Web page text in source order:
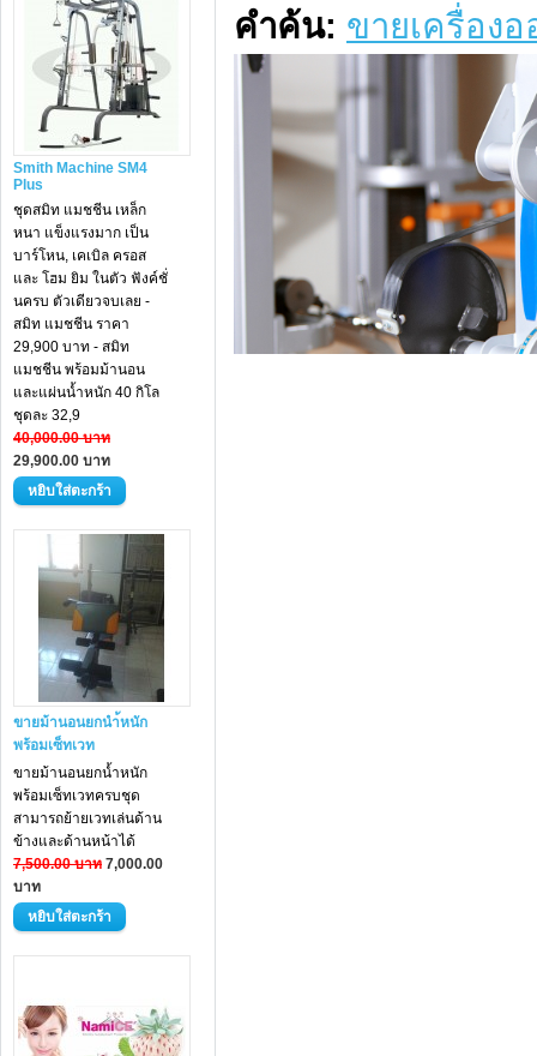
Smith Machine SM4
Plus
ชุดสมิท แมชชีน เหล็ก
หนา แข็งแรงมาก เป็น
บาร์โหน, เคเบิล ครอส
และ โฮม ยิม ในตัว ฟังค์ชั่
นครบ ตัวเดียวจบเลย -
สมิท แมชชีน ราคา
29,900 บาท - สมิท
แมชชีน พร้อมม้านอน
และแผ่นน้ำหนัก 40 กิโล
ชุดละ 32,9
40,000.00 บาท
29,900.00 บาท
ขายม้านอนยกนำ้หนัก
พร้อมเซ็ทเวท
ขายม้านอนยกน้ำหนัก
พร้อมเซ็ทเวทครบชุด
สามารถย้ายเวทเล่นด้าน
ข้างและด้านหน้าได้
7,500.00 บาท 7,000.00
บาท
คำค้น: ขายเครื่อง